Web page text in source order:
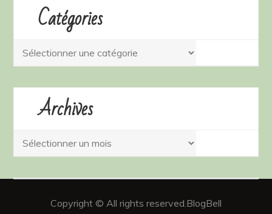
Catégories
Catégories
Archives
Archives
Copyright © All rights reserved.BlogBell